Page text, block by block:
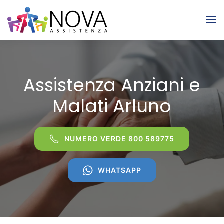
Skip to main content
Assistenza Anziani e
Malati Arluno
NUMERO VERDE 800 589775
WHATSAPP